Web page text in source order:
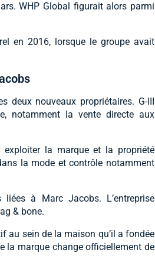
WHP Global figurait alors parmi
en 2016, lorsque le groupe avait
nouveaux propriétaires. G-III
notamment la vente directe aux
exploiter la marque et la propriété
la mode et contrôle notamment
à Marc Jacobs. L’entreprise
& bone.
au sein de la maison qu’il a fondée
la marque change officiellement de